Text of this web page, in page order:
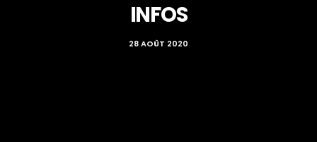
INFOS
28 AOÛT 2020